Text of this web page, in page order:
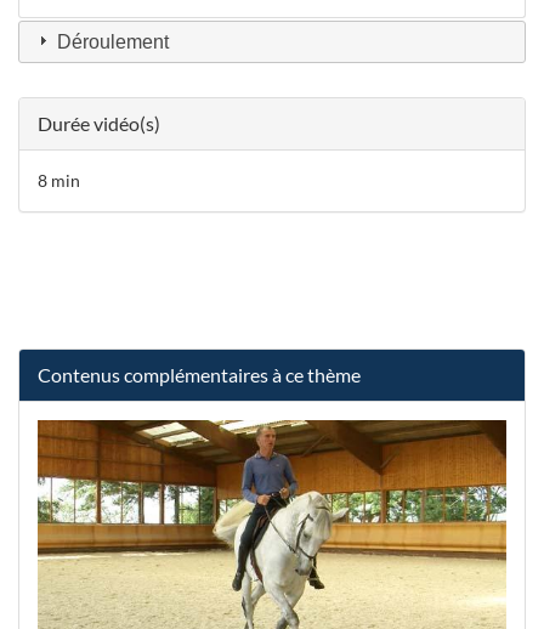
Déroulement
Durée vidéo(s)
8 min
Contenus complémentaires à ce thème